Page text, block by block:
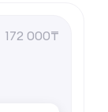
172 000₸